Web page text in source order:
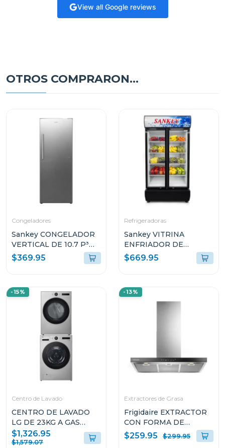
View all Google reviews
OTROS COMPRARON...
Congeladores
Sankey CONGELADOR
VERTICAL DE 10.7 P³
RFC1301
$369.95
Refrigeradoras
Sankey VITRINA
ENFRIADOR DE
20CUFT RFD20N
$669.95
-15%
Centro de Lavado
CENTRO DE LAVADO
LG DE 23KG A GAS
COLOR GRIS
WM23VFXS6/DF74VFXS6B
$1,326.95
$1,579.07
-13%
Extractores de Grasa
Frigidaire EXTRACTOR
CON FORMA DE
CAMPANA DE 36" PARA
PARED L904EXI
$259.95 $299.95